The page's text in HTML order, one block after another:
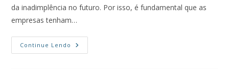
da inadimplência no futuro. Por isso, é fundamental que as
empresas tenham…
Continue Lendo